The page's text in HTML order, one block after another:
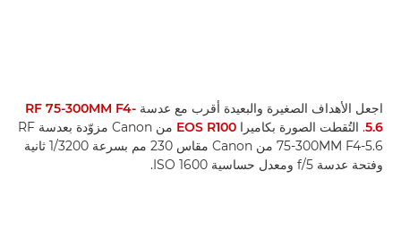
اجعل الأهداف الصغيرة والبعيدة أقرب مع عدسة RF 75-300MM F4-
5.6. التُقطت الصورة بكاميرا EOS R100
من Canon مزوّدة بعدسة RF
75-300MM F4-5.6 من Canon مقاس 230 مم بسرعة 1/3200 ثانية
وفتحة عدسة f/5 ومعدل حساسية ISO 1600.